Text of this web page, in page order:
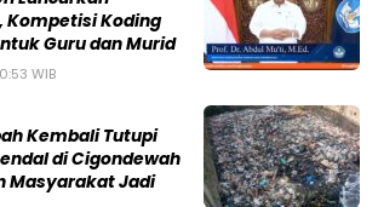
Kompetisi Koding
Guru dan Murid
WIB
Kembali Tutupi
di Cigondewah
Masyarakat Jadi